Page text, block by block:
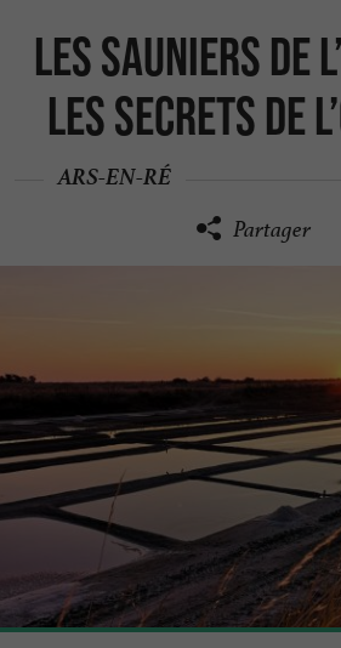
Les Sauniers de
les secrets de
ARS-EN-RÉ
Partager